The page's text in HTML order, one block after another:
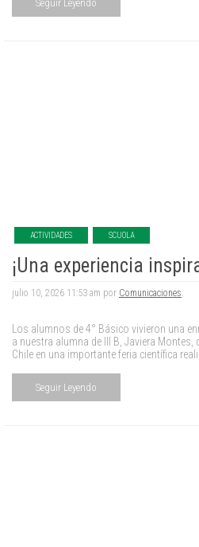
Seguir Leyendo
ACTIVIDADES SCUOLA
¡Una experiencia
julio 10, 2026 11:53 am por Comunicaciones.
Los alumnos de 4° Básico vivieron una
a nuestra alumna de III B, Javiera Montes,
Chile en una importante feria científica
Seguir Leyendo